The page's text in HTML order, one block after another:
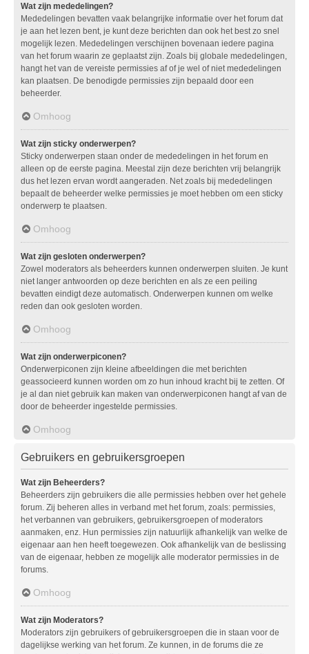
Wat zijn mededelingen?
Mededelingen bevatten vaak belangrijke informatie over het forum dat
je aan het lezen bent, je kunt deze berichten dan ook het best zo snel
mogelijk lezen. Mededelingen verschijnen bovenaan iedere pagina
van het forum waarin ze geplaatst zijn. Zoals bij globale mededelingen,
hangt het van de vereiste permissies af of je wel of niet mededelingen
kan plaatsen. De benodigde permissies zijn bepaald door een
beheerder.
Omhoog
Wat zijn sticky onderwerpen?
Sticky onderwerpen staan onder de mededelingen in het forum en
alleen op de eerste pagina. Meestal zijn deze berichten vrij belangrijk
dus het lezen ervan wordt aangeraden. Net zoals bij mededelingen
bepaalt de beheerder welke permissies je moet hebben om een sticky
onderwerp te plaatsen.
Omhoog
Wat zijn gesloten onderwerpen?
Zowel moderators als beheerders kunnen onderwerpen sluiten. Je kunt
niet langer antwoorden op deze berichten en als ze een peiling
bevatten eindigt deze automatisch. Onderwerpen kunnen om welke
reden dan ook gesloten worden.
Omhoog
Wat zijn onderwerpiconen?
Onderwerpiconen zijn kleine afbeeldingen die met berichten
geassocieerd kunnen worden om zo hun inhoud kracht bij te zetten. Of
je al dan niet gebruik kan maken van onderwerpiconen hangt af van de
door de beheerder ingestelde permissies.
Omhoog
Gebruikers en gebruikersgroepen
Wat zijn Beheerders?
Beheerders zijn gebruikers die alle permissies hebben over het gehele
forum. Zij beheren alles in verband met het forum, zoals: permissies,
het verbannen van gebruikers, gebruikersgroepen of moderators
aanmaken, enz. Hun permissies zijn natuurlijk afhankelijk van welke de
eigenaar aan hen heeft toegewezen. Ook afhankelijk van de beslissing
van de eigenaar, hebben ze mogelijk alle moderator permissies in de
forums.
Omhoog
Wat zijn Moderators?
Moderators zijn gebruikers of gebruikersgroepen die in staan voor de
dagelijkse werking van het forum. Ze kunnen, in de forums die ze